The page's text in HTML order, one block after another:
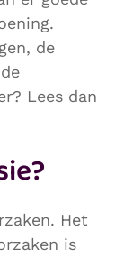
de
Lees dan
Het
is